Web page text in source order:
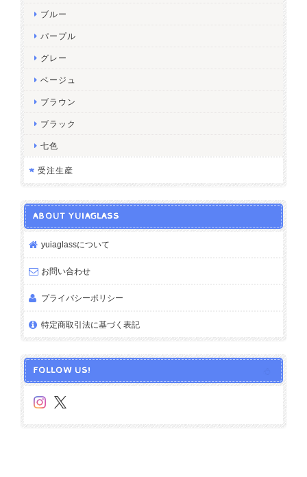
ブルー
パープル
グレー
ベージュ
ブラウン
ブラック
七色
受注生産
ABOUT YUIAGLASS
yuiaglassについて
お問い合わせ
プライバシーポリシー
特定商取引法に基づく表記
FOLLOW US!